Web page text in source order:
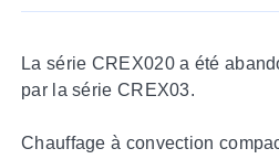
La série CREX020 a été
par la série CREX03.
Chauffage à convection